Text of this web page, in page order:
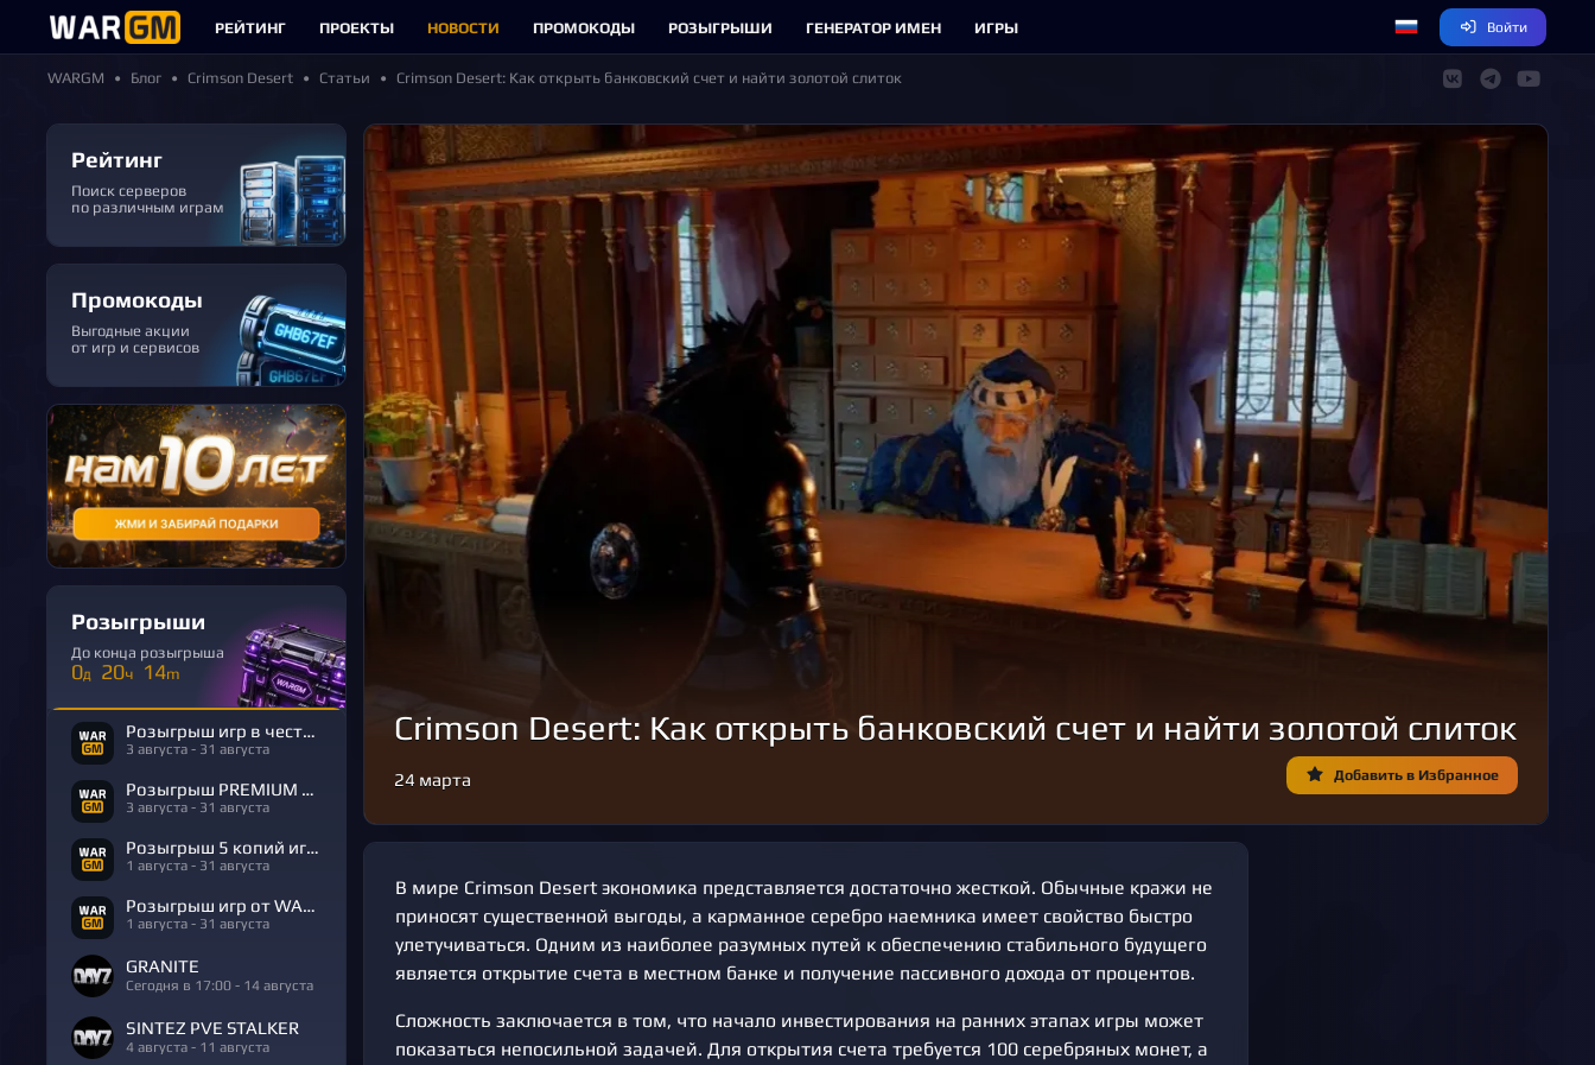
РЕЙТИНГ ПРОЕКТЫ НОВОСТИ ПРОМОКОДЫ РОЗЫГРЫШИ ГЕНЕРАТОР ИМЕН ИГРЫ Войти
WARGM Блог Crimson Desert Статьи Crimson Desert: Как открыть банковский счет и найти золотой слиток
Рейтинг
Поиск серверов
по различным играм
Промокоды
Выгодные акции
от игр и сервисов
Розыгрыши
До конца розыгрыша
0д 20ч 14m
Розыгрыш игр в честь Дня Рождения
3 августа - 31 августа
Розыгрыш PREMIUM в честь Дня Рождения
3 августа - 31 августа
Розыгрыш 5 копий игры R.E.P.O.
1 августа - 31 августа
Розыгрыш игр от WARGM
1 августа - 31 августа
GRANITE
Сегодня в 17:00 - 14 августа
SINTEZ PVE STALKER
4 августа - 11 августа
Crimson Desert: Как открыть банковский счет и найти золотой слиток
Добавить в Избранное
24 марта
В мире Crimson Desert экономика представляется достаточно жесткой. Обычные кражи не
приносят существенной выгоды, а карманное серебро наемника имеет свойство быстро
улетучиваться. Одним из наиболее разумных путей к обеспечению стабильного будущего
является открытие счета в местном банке и получение пассивного дохода от процентов.
Сложность заключается в том, что начало инвестирования на ранних этапах игры может
показаться непосильной задачей. Для открытия счета требуется 100 серебряных монет, а